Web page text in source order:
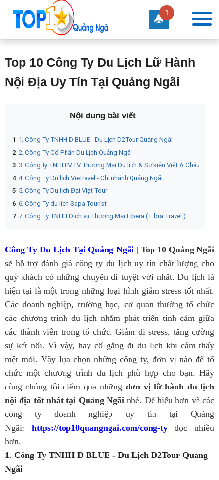
1
Top 10 Công Ty Du Lịch Lữ Hành
Nội Địa Uy Tín Tại Quảng Ngãi
Nội dung bài viết
1. Công Ty TNHH D BLUE - Du Lịch D2Tour Quảng Ngãi
2. Công Ty Cổ Phần Du Lịch Quảng Ngãi
3. Công ty TNHH MTV Thương Mại Du lịch & Sự kiện Việt Á Châu
4. Công Ty Du lịch Vietravel - Chi nhánh Quảng Ngãi
5. Công Ty Du lịch Đại Việt Tour
6. Công Ty du lịch Sapa Tourist
7. Công Ty TNHH Dịch vụ Thương Mại Libera ( Libra Travel )
Công Ty Du Lịch Tại Quảng Ngãi| Top 10 Quảng Ngãi
sẽ hỗ trợ đánh giá công ty du lịch uy tín chất lượng cho
quý khách có những chuyến đi tuyệt vời nhất. Du lịch là
hiện tại là một trong những loại hình giảm stress tốt nhất.
Các doanh nghiệp, trường học, cơ quan thường tổ chức
các chương trình du lịch nhằm phát triển tình cảm giữa
các thành viên trong tổ chức. Giảm đi stress, tăng cường
sự kết nối. Vì vậy, hãy cố gắng đi du lịch khi cảm thấy
mệt mỏi. Vậy lựa chọn những công ty, đơn vị nào để tổ
chức một chương trình du lịch phù hợp cho bạn. Hãy
cùng chúng tôi điểm qua những đơn vị lữ hành du lịch
nội địa tốt nhất tại Quảng Ngãi nhé. Để hiểu hơn về các
công ty doanh nghiệp uy tín tại Quảng
Ngãi: https://top10quangngai.com/cong-ty
đọc nhiều
hơn.
1. Công Ty TNHH D BLUE - Du Lịch D2Tour Quảng
Ngãi